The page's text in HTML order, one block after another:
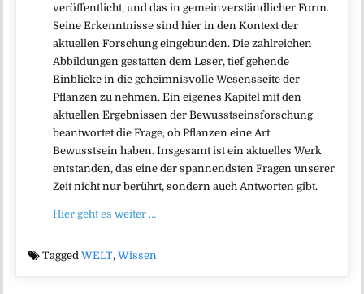
veröffentlicht, und das in gemeinverständlicher Form.
Seine Erkenntnisse sind hier in den Kontext der
aktuellen Forschung eingebunden. Die zahlreichen
Abbildungen gestatten dem Leser, tief gehende
Einblicke in die geheimnisvolle Wesensseite der
Pflanzen zu nehmen. Ein eigenes Kapitel mit den
aktuellen Ergebnissen der Bewusstseinsforschung
beantwortet die Frage, ob Pflanzen eine Art
Bewusstsein haben. Insgesamt ist ein aktuelles Werk
entstanden, das eine der spannendsten Fragen unserer
Zeit nicht nur berührt, sondern auch Antworten gibt.
Hier geht es weiter …
TaggedWELT,Wissen